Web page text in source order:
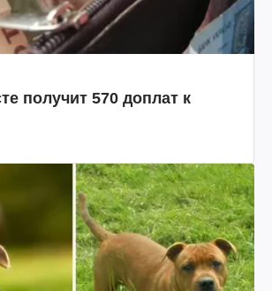
получит 570 доплат к